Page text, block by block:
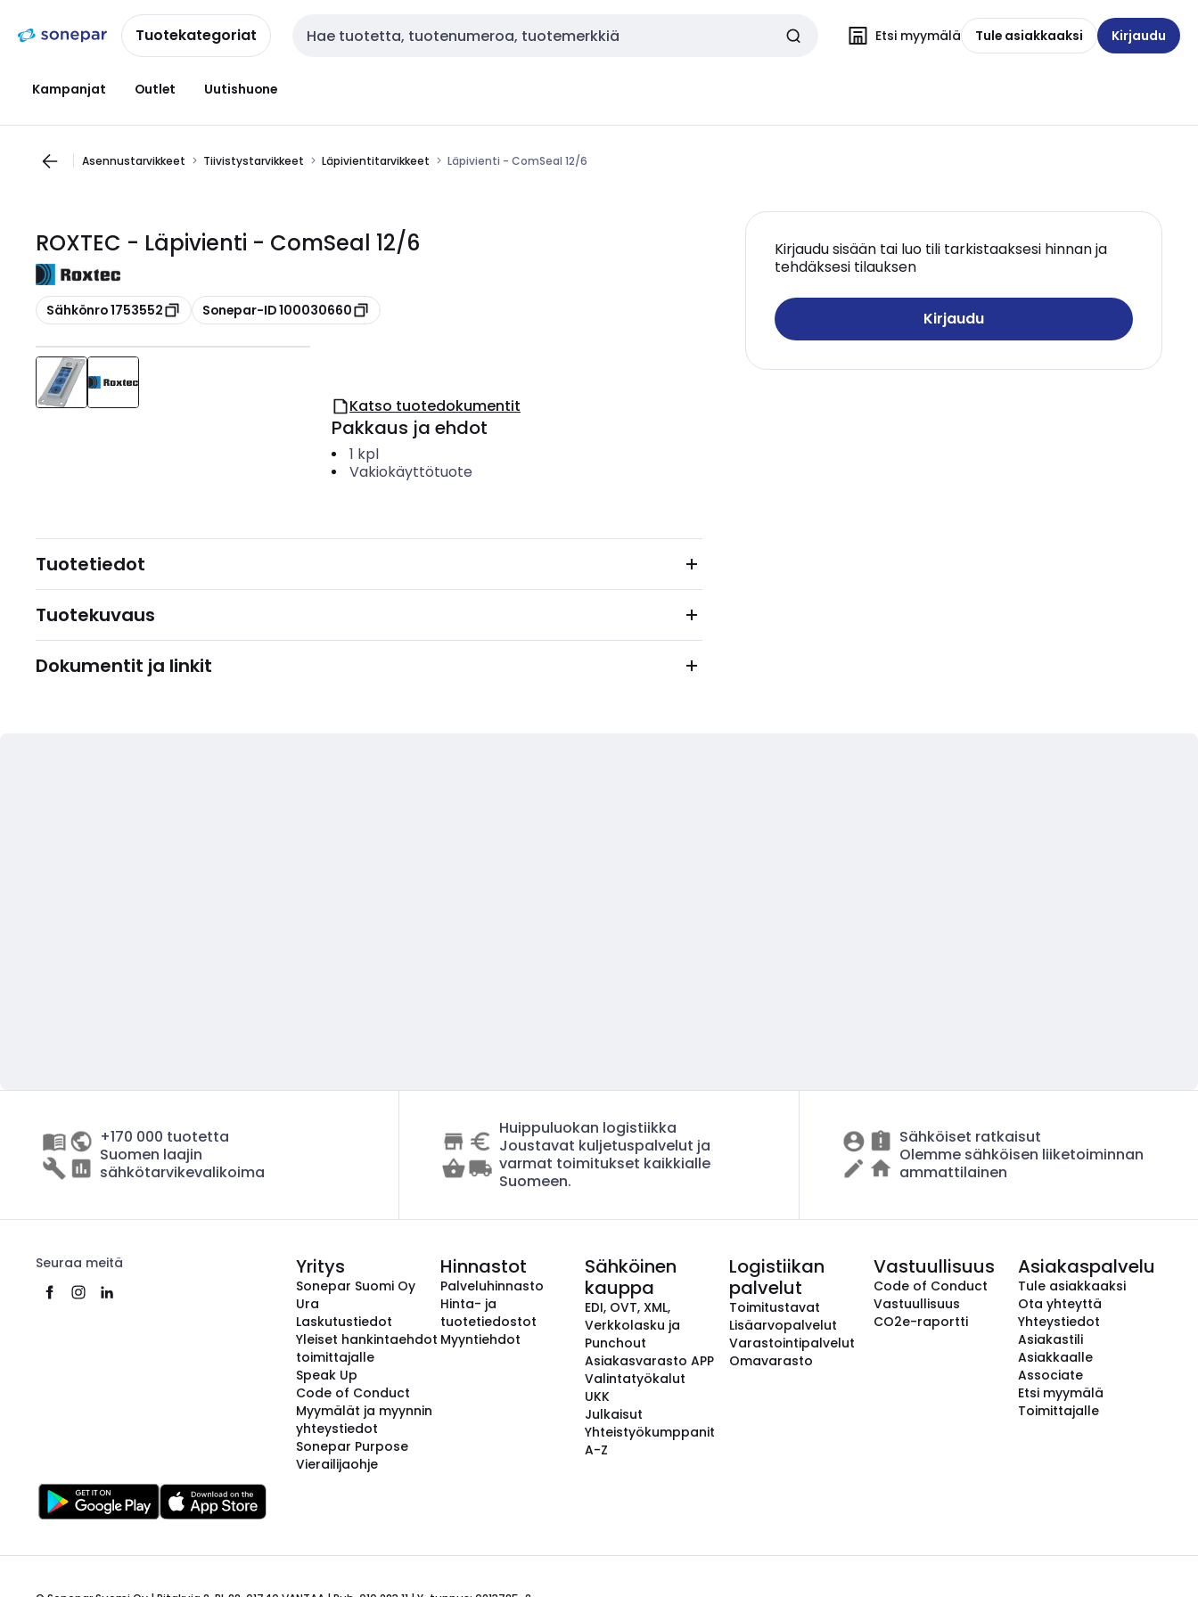
navigointiinsisältöönTuotekategoriat Haku Etsi myymälä Tule asiakkaaksi Kirjaudu
Kampanjat Outlet Uutishuone
Asennustarvikkeet Tiivistystarvikkeet Läpivientitarvikkeet Läpivienti - ComSeal 12/6
ROXTEC - Läpivienti - ComSeal 12/6
Kopioi
Sähkönro 1753552 Kopioi
Sonepar-ID 100030660
Kirjaudu sisään tai luo tili tarkistaaksesi hinnan ja
tehdäksesi tilauksen
Kirjaudu
Katso tuotedokumentit
Pakkaus ja ehdot
1 kpl
Vakiokäyttötuote
Tuotetiedot
Tuotekuvaus
Dokumentit ja linkit
+170 000 tuotetta
Suomen laajin
sähkötarvikevalikoima
Huippuluokan logistiikka
Joustavat kuljetuspalvelut ja
varmat toimitukset kaikkialle
Suomeen.
Sähköiset ratkaisut
Olemme sähköisen liiketoiminnan
ammattilainen
Seuraa meitä Yritys
Sonepar Suomi Oy
Ura
Laskutustiedot
Yleiset hankintaehdot
toimittajalle
Speak Up
Code of Conduct
Myymälät ja myynnin
yhteystiedot
Sonepar Purpose
Vierailijaohje
Hinnastot
Palveluhinnasto
Hinta- ja
tuotetiedostot
Myyntiehdot
Sähköinen
kauppa
EDI, OVT, XML,
Verkkolasku ja
Punchout
Asiakasvarasto APP
Valintatyökalut
UKK
Julkaisut
Yhteistyökumppanit
A-Z
Logistiikan
palvelut
Toimitustavat
Lisäarvopalvelut
Varastointipalvelut
Omavarasto
Vastuullisuus
Code of Conduct
Vastuullisuus
CO2e-raportti
Asiakaspalvelu
Tule asiakkaaksi
Ota yhteyttä
Yhteystiedot
Asiakastili
Asiakkaalle
Associate
Etsi myymälä
Toimittajalle